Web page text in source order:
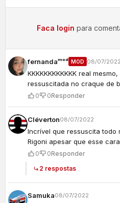
Faca login para
fernandaᵐᵒᵈ MOD 08/07/2022
KKKKKKKKKKKK real
ressuscitada no craque de
0 0Responder
Cléverton08/07/2022
Incrível que ressuscita todo
Rigoni apesar que esse
0 0Responder
2 respostas
Samuka08/07/2022